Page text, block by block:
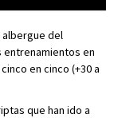
albergue del
en
en cinco (+30 a
que han ido a